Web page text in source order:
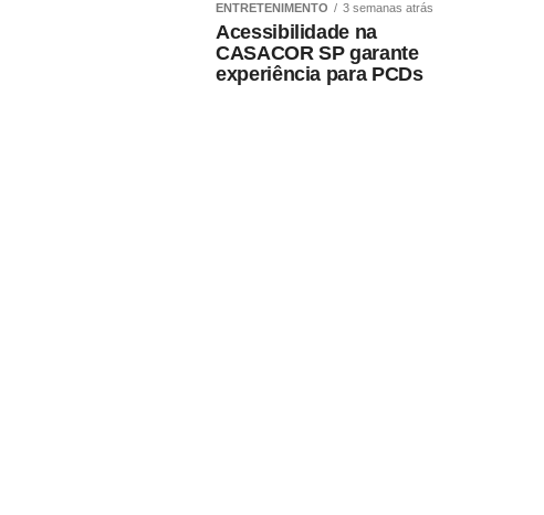
ENTRETENIMENTO 3 semanas atrás
Acessibilidade na
CASACOR SP garante
experiência para PCDs